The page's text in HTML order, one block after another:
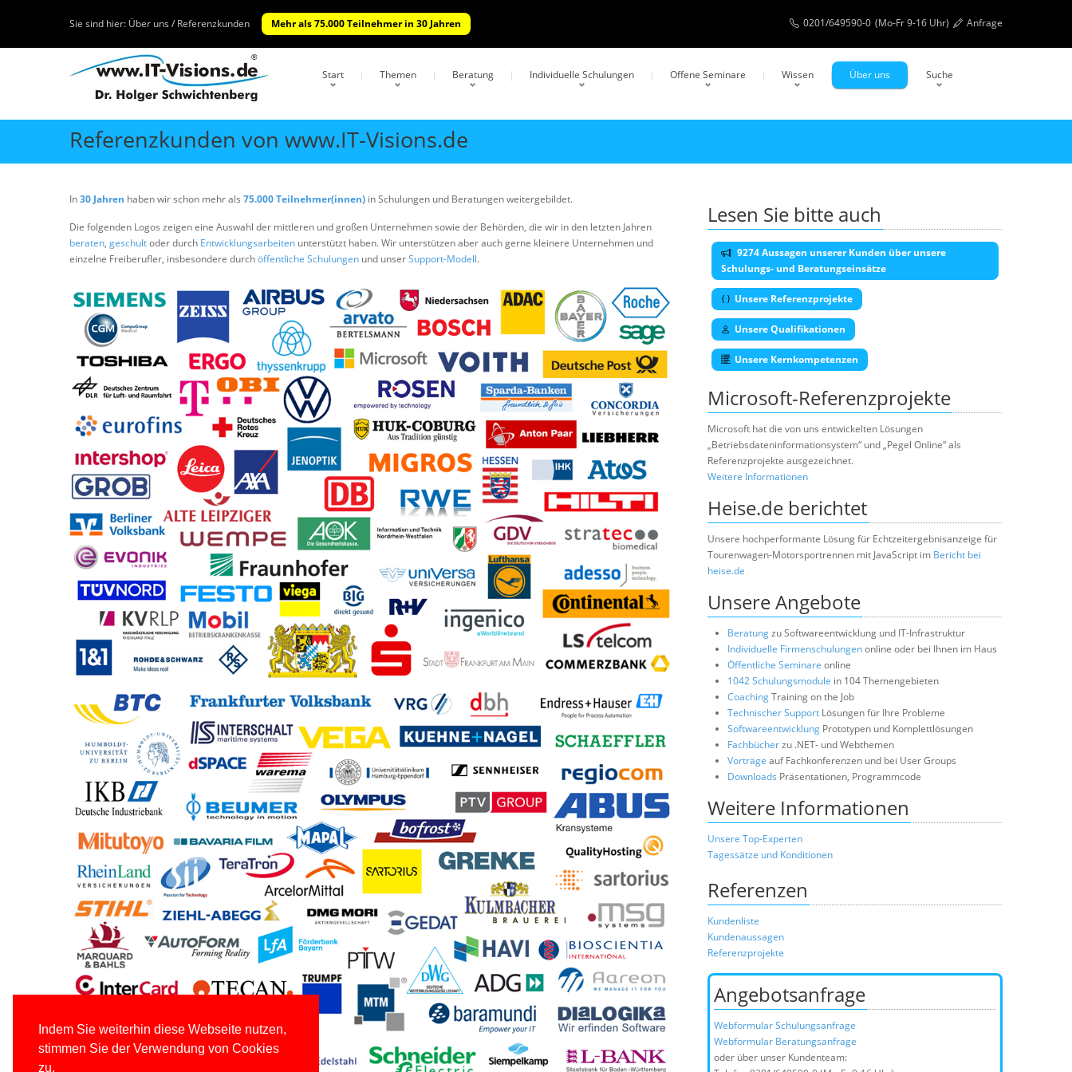
Indem Sie weiterhin diese Webseite nutzen,
stimmen Sie der Verwendung von Cookies
zu.
Sie sind hier: Über uns / Referenzkunden Mehr als 75.000 Teilnehmer in 30 Jahren 0201/649590-0 (Mo-Fr 9-16 Uhr) Anfrage
Start Themen Beratung Individuelle Schulungen Offene Seminare Wissen Über uns Suche
Referenzkunden von www.IT-Visions.de
In30 Jahren haben wir schon mehr als 75.000 Teilnehmer(innen) in Schulungen und Beratungen weitergebildet.
Die folgenden Logos zeigen eine Auswahl der mittleren und großen Unternehmen sowie der Behörden, die wir in den letzten Jahren
beraten, geschultoder durch Entwicklungsarbeiten unterstützt haben. Wir unterstützen aber auch gerne kleinere Unternehmen und
einzelne Freiberufler, insbesondere durchöffentliche Schulungen und unserSupport-Modell.
Lesen Sie bitte auch
9274 Aussagen unserer Kunden über unsere
Schulungs- und Beratungseinsätze
Unsere Referenzprojekte
Unsere Qualifikationen
Unsere Kernkompetenzen
Microsoft-Referenzprojekte
Microsoft hat die von uns entwickelten Lösungen
„Betriebsdateninformationsystem“ und „Pegel Online“ als
Referenzprojekte ausgezeichnet.
Weitere Informationen
Heise.de berichtet
Unsere hochperformante Lösung für Echtzeitergebnisanzeige für
Tourenwagen-Motorsportrennen mit JavaScript im Bericht bei
heise.de
Unsere Angebote
Beratungzu Softwareentwicklung und IT-Infrastruktur
Individuelle Firmenschulungenonline oder bei Ihnen im Haus
Öffentliche Seminare online
1042 Schulungsmodule in 104 Themengebieten
CoachingTraining on the Job
Technischer Support Lösungen für Ihre Probleme
Softwareentwicklung Prototypen und Komplettlösungen
Fachbücherzu .NET- und Webthemen
Vorträge auf Fachkonferenzen und bei User Groups
Downloads Präsentationen, Programmcode
Weitere Informationen
Unsere Top-Experten
Tagessätze und Konditionen
Referenzen
Kundenliste
Kundenaussagen
Referenzprojekte
Angebotsanfrage
Webformular Schulungsanfrage
Webformular Beratungsanfrage
oder über unser Kundenteam: